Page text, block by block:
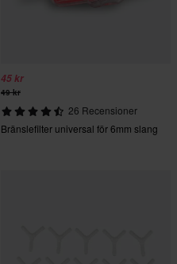
45 kr
49 kr
26 Recensioner
Bränslefilter universal för 6mm slang